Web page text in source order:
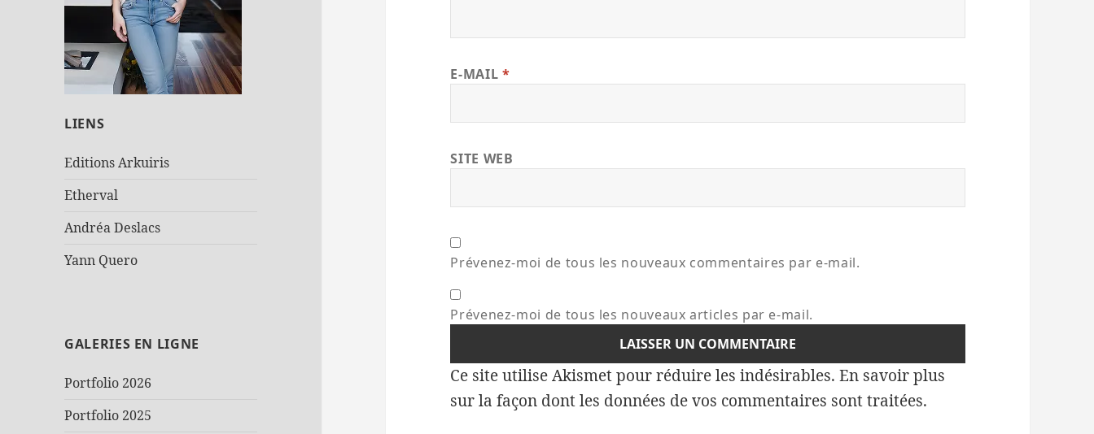
LIENS
Editions Arkuiris
Etherval
Andréa Deslacs
Yann Quero
GALERIES EN LIGNE
Portfolio 2026
Portfolio 2025
E-MAIL *
SITE WEB
Prévenez-moi de tous les nouveaux commentaires par e-mail.
Prévenez-moi de tous les nouveaux articles par e-mail.
Ce site utilise Akismet pour réduire les indésirables.En savoir plus
sur la façon dont les données de vos commentaires sont traitées.